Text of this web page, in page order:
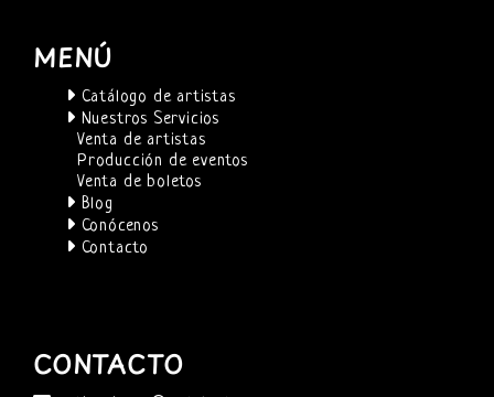
MENÚ
Catálogo de artistas
Nuestros Servicios
Venta de artistas
Producción de eventos
Venta de boletos
Blog
Conócenos
Contacto
CONTACTO